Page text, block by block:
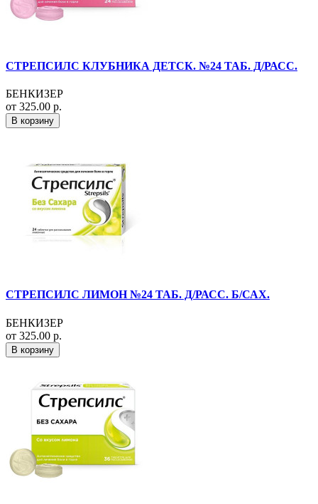
СТРЕПСИЛС КЛУБНИКА ДЕТСК. №24 ТАБ. Д/РАСС.
БЕНКИЗЕР
от 325.00 р.
В корзину
СТРЕПСИЛС ЛИМОН №24 ТАБ. Д/РАСС. Б/САХ.
БЕНКИЗЕР
от 325.00 р.
В корзину